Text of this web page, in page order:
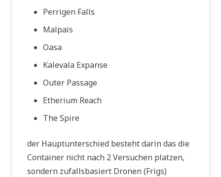
Perrigen Falls
Malpais
Oasa
Kalevala Expanse
Outer Passage
Etherium Reach
The Spire
der Hauptunterschied besteht darin das die
Container nicht nach 2 Versuchen platzen,
sondern zufallsbasiert Dronen (Frigs)